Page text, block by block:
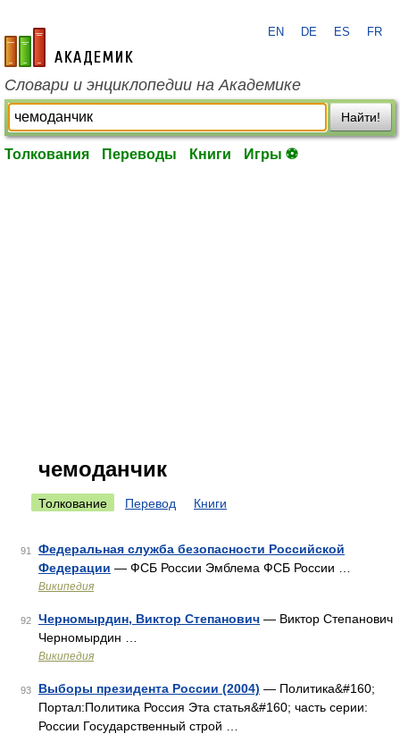
academic.ru
EN DE ES FR
Словари и энциклопедии на Академике
Найти!
Толкования Переводы Книги Игры ⚽
чемоданчик
Толкование Перевод Книги
91
Федеральная служба безопасности Российской
Федерации — ФСБ России Эмблема ФСБ России …
Википедия
92 Черномырдин, Виктор Степанович — Виктор Степанович
Черномырдин …
Википедия
93 Выборы президента России (2004) — Политика&#160;
Портал:Политика Россия Эта статья&#160; часть серии:
России Государственный строй …